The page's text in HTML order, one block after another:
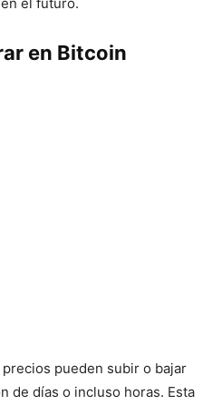
el futuro.
en Bitcoin
precios pueden subir o bajar
de días o incluso horas. Esta